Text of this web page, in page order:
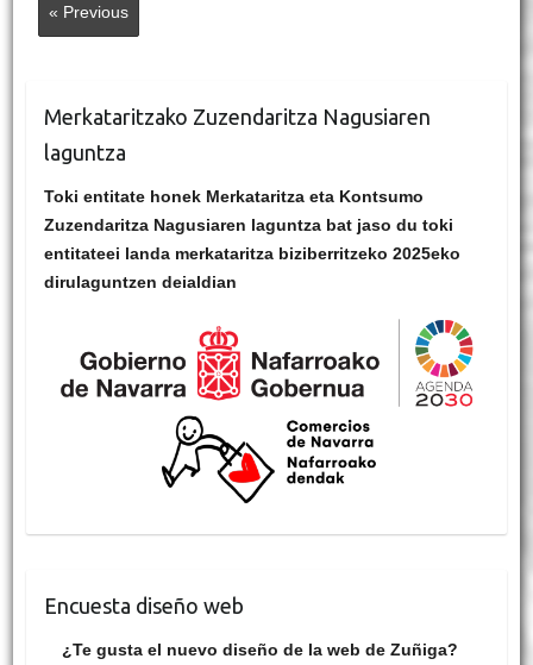
« Previous
Merkataritzako Zuzendaritza Nagusiaren
laguntza
Toki entitate honek Merkataritza eta Kontsumo
Zuzendaritza Nagusiaren laguntza bat jaso du toki
entitateei landa merkataritza biziberritzeko 2025eko
dirulaguntzen deialdian
Encuesta diseño web
¿Te gusta el nuevo diseño de la web de Zuñiga?